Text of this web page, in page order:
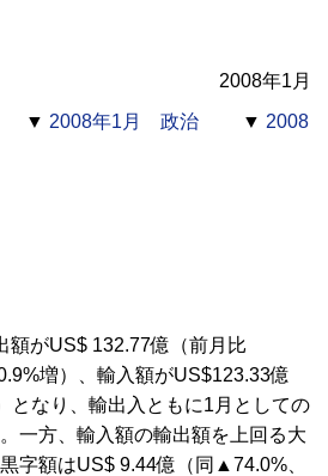
2008年1月
2008年1月 政治 ▼ 2008
額がUS$ 132.77億（前月比
増）、輸入額がUS$123.33億
となり、輸出入ともに1月としての
一方、輸入額の輸出額を上回る大
字額はUS$ 9.44億（同▲74.0%、